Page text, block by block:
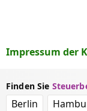
Impressum der
Finden Sie
Berlin